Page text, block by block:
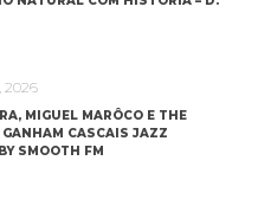
2026
MIGUEL MARÔCO E THE
GANHAM CASCAIS JAZZ
SMOOTH FM